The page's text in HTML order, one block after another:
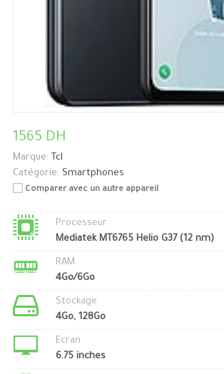
1565 DH
Marque: Tcl
Catégorie: Smartphones
Comparer avec un autre appareil
Processeur
Mediatek MT6765 Helio G37 (12 nm)
RAM
4Go/6Go
Stockage
4Go, 128Go
Ecran
6.75 inches